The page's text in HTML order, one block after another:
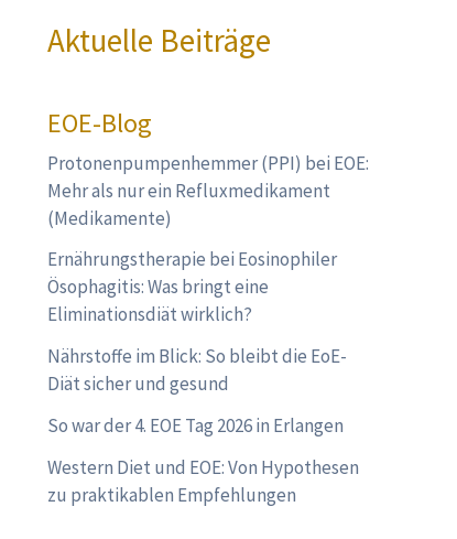
Aktuelle Beiträge
EOE-Blog
Protonenpumpenhemmer (PPI) bei EOE:
Mehr als nur ein Refluxmedikament
(Medikamente)
Ernährungstherapie bei Eosinophiler
Ösophagitis: Was bringt eine
Eliminationsdiät wirklich?
Nährstoffe im Blick: So bleibt die EoE-
Diät sicher und gesund
So war der 4. EOE Tag 2026 in Erlangen
Western Diet und EOE: Von Hypothesen
zu praktikablen Empfehlungen